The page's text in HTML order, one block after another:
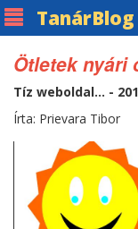
TanárBlog
Ötletek nyári
Tíz weboldal... -
Írta: Prievara Tibor